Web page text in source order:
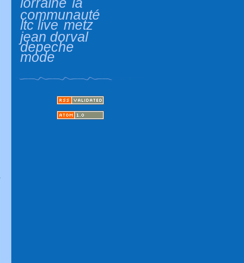
communauté
ltc live metz
jean dorval
depeche
mode